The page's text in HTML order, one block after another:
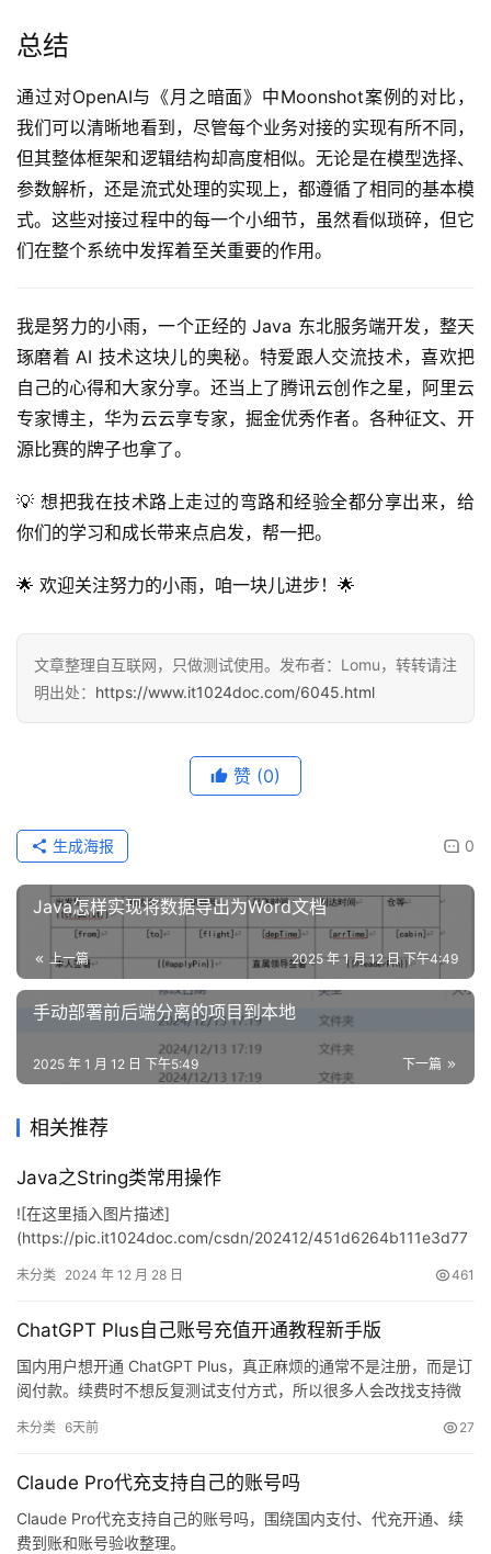
总结
通过对OpenAI与《月之暗面》中Moonshot案例的对比，
我们可以清晰地看到，尽管每个业务对接的实现有所不同，
但其整体框架和逻辑结构却高度相似。无论是在模型选择、
参数解析，还是流式处理的实现上，都遵循了相同的基本模
式。这些对接过程中的每一个小细节，虽然看似琐碎，但它
们在整个系统中发挥着至关重要的作用。
我是努力的小雨，一个正经的 Java 东北服务端开发，整天
琢磨着 AI 技术这块儿的奥秘。特爱跟人交流技术，喜欢把
自己的心得和大家分享。还当上了腾讯云创作之星，阿里云
专家博主，华为云云享专家，掘金优秀作者。各种征文、开
源比赛的牌子也拿了。
💡 想把我在技术路上走过的弯路和经验全都分享出来，给
你们的学习和成长带来点启发，帮一把。
🌟 欢迎关注努力的小雨，咱一块儿进步！🌟
文章整理自互联网，只做测试使用。发布者：Lomu，转转请注
明出处： https://www.it1024doc.com/6045.html
赞 (0)
0
生成海报
Java怎样实现将数据导出为Word文档
上一篇 2025 年 1 月 12 日 下午4:49
手动部署前后端分离的项目到本地
下一篇
2025 年 1 月 12 日 下午5:49
相关推荐
Java之String类常用操作
![在这里插入图片描述]
(https://pic.it1024doc.com/csdn/202412/451d6264b111e3d77
深入理解String类](#一深入理解String类) * [1、类的声明与特性]
未分类 2024 年 12 月 28 日 461
ChatGPT Plus自己账号充值开通教程新手版
国内用户想开通 ChatGPT Plus，真正麻烦的通常不是注册，而是订
阅付款。续费时不想反复测试支付方式，所以很多人会改找支持微
自媒体运营，更稳妥的思路是保留订单信息方便后续处理；团队正
账号里会更省心。
未分类 6天前 27
Claude Pro代充支持自己的账号吗
Claude Pro代充支持自己的账号吗，围绕国内支付、代充开通、续
费到账和账号验收整理。